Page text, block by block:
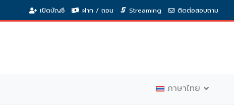
เปิดบัญชี ฝาก / ถอน Streaming ติดต่อสอบถาม
ภาษาไทย